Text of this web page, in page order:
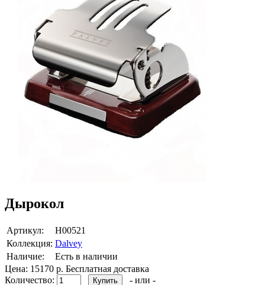
Дырокол
Артикул:
Н00521
Коллекция: Dalvey
Наличие:
Есть в наличии
Цена: 15170 р. Бесплатная доставка
Количество:
- или -